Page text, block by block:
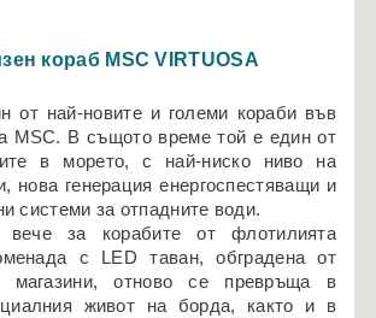
кораб MSC VIRTUOSA
от най-новите и големи кораби във
MSC. В същото време той е един от
в морето, с най-ниско ниво на
нова генерация енергоспестяващи и
системи за отпадните води.
вече за корабите от флотилията
с LED таван, обградена от
магазини, отново се превръща в
живот на борда, както и в